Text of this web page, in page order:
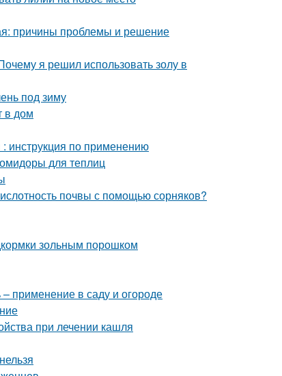
причины проблемы и решение
я решил использовать золу в
под зиму
в дом
инструкция по применению
для теплиц
почвы с помощью сорняков?
зольным порошком
применение в саду и огороде
при лечении кашля